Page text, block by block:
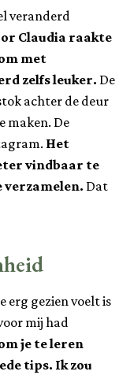
veranderd
Claudia raakte
met
zelfs leuker. De
achter de deur
maken. De
Het
vindbaar te
verzamelen. Dat
erg gezien voelt is
mij had
je te leren
tips. Ik zou